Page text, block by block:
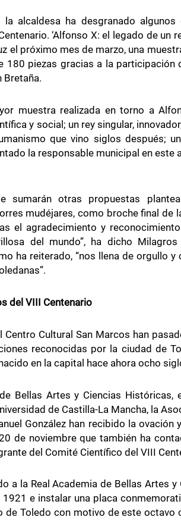
la alcaldesa ha desgranado
‘Alfonso X: el legado de un
el próximo mes de marzo, una
180 piezas gracias a la participación
Bretaña.
muestra realizada en torno a
y social; un rey singular,
que vino siglos después;
la responsable municipal en este
sumarán otras propuestas
mudéjares, como broche final de
el agradecimiento y
del mundo”, ha dicho
ha reiterado, “nos llena de orgullo
del VIII Centenario
Centro Cultural San Marcos han
reconocidas por la ciudad de
en la capital hace ahora ocho
Bellas Artes y Ciencias
de Castilla-La Mancha, la
González han recibido la
de noviembre que también ha
del Comité Científico del VIII
a la Real Academia de Bellas Artes
1921 e instalar una placa
de Toledo con motivo de este octavo